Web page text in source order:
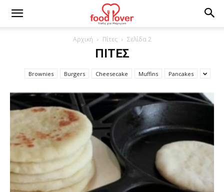
Αρχική Πίτες Σελίδα 2
ΠΊΤΕΣ
Brownies Burgers Cheesecake Muffins Pancakes